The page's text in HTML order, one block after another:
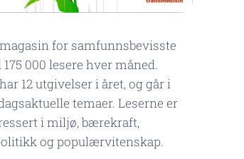
for samfunnsbevisste
175 000 lesere hver måned.
12 utgivelser i året, og går i
temaer. Leserne er
i miljø, bærekraft,
og populærvitenskap.